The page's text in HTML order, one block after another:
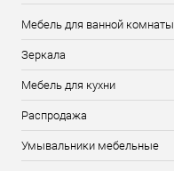
Мебель для ванной комнаты
Зеркала
Мебель для кухни
Распродажа
Умывальники мебельные